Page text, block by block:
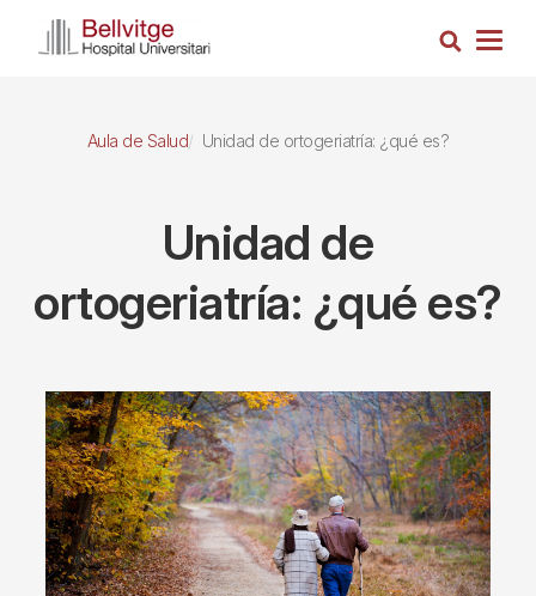
Busca
Aula de Salud Unidad de ortogeriatría: ¿qué es?
Unidad de
ortogeriatría: ¿qué es?
Imagen